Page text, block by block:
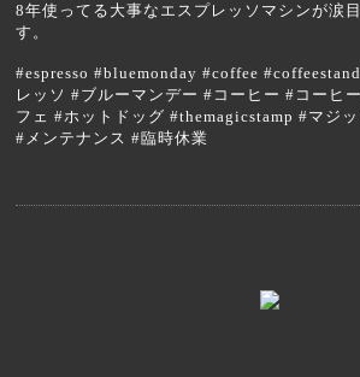
8年使ってる大事なエスプレッソマシンが涙
す。
#espresso #bluemonday #coffee
レッソ #ブルーマンデー #コーヒー #コーヒ
フェ #ホットドッグ #themagicstamp #マジ
#メンテナンス #臨時休業